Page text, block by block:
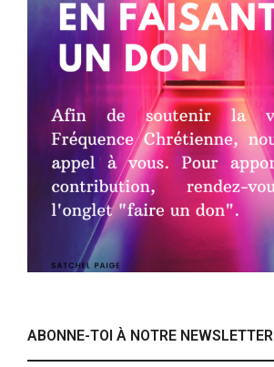
ABONNE-TOI À NOTRE NEWSLETTER